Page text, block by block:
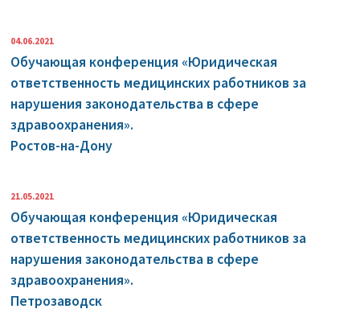
04.06.2021
Обучающая конференция «Юридическая
ответственность медицинских работников за
нарушения законодательства в сфере
здравоохранения».
Ростов-на-Дону
21.05.2021
Обучающая конференция «Юридическая
ответственность медицинских работников за
нарушения законодательства в сфере
здравоохранения».
Петрозаводск